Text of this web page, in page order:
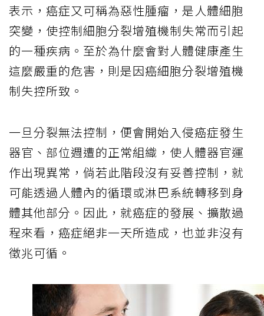
表示，癌症又可稱為惡性腫瘤，是人體細胞
突變，使控制細胞分裂增殖機制失常而引起
的一種疾病。至於為什麼會對人體健康產生
這麼嚴重的危害，則是因癌細胞分裂增殖機
制失控所致。
一旦分裂無法控制，便會開始入侵癌症發生
器官、部位週遭的正常組織，使人體器官運
作出現異常，倘若此階段沒有妥善控制，就
可能透過人體內的循環或淋巴系統轉移到身
體其他部分。因此，就癌症的發展、擴散過
程來看，癌症絕非一天所造成，也並非沒有
徵兆可循。